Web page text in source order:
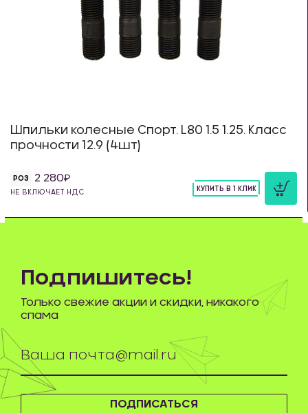
Шпильки колесные Спорт. L80 1.5 1.25. Класс
прочности 12.9 (4шт)
РОЗ 2 280
НЕ ВКЛЮЧАЕТ НДС
КУПИТЬ В 1 КЛИК
ПОДПИСАТЬСЯ
Подпишитесь!
Только свежие акции и скидки, никакого
спама